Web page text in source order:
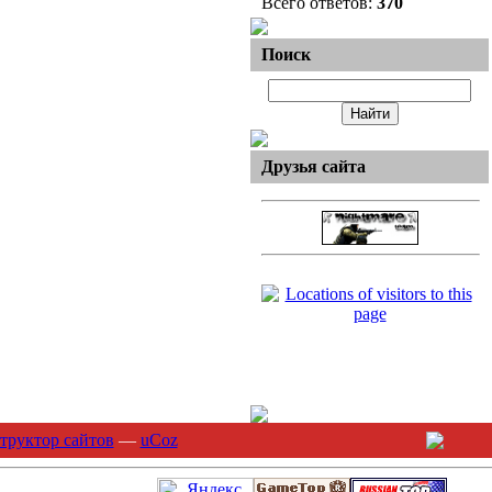
Поиск
Друзья сайта
сайтов — uCoz